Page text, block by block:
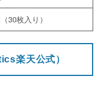
30枚入り）
楽天公式）